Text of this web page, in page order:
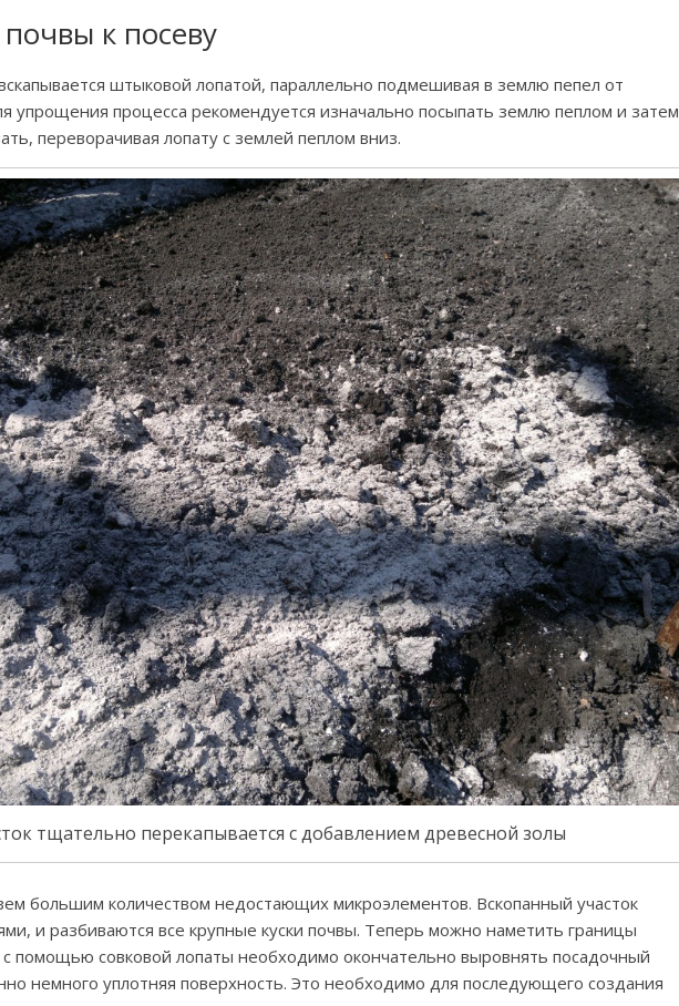
к посеву
штыковой лопатой, параллельно подмешивая в землю пепел от
упрощения процесса рекомендуется изначально посыпать землю пеплом и затем
переворачивая лопату с землей пеплом вниз.
тщательно перекапывается с добавлением древесной золы
большим количеством недостающих микроэлементов. Вскопанный участок
и разбиваются все крупные куски почвы. Теперь можно наметить границы
помощью совковой лопаты необходимо окончательно выровнять посадочный
немного уплотняя поверхность. Это необходимо для последующего создания